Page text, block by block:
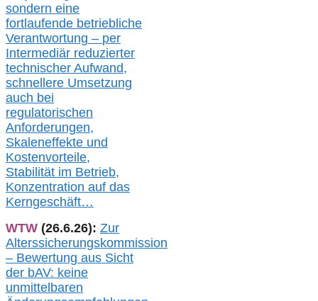
sondern eine
fortlaufende betriebliche
Verantwortung – per
Intermediär reduzierter
technischer Aufwand,
schnellere Umsetzung
auch bei
regulatorischen
Anforderungen,
Skaleneffekte und
Kostenvorteile,
Stabilität im Betrieb,
Konzentration auf das
Kerngeschäft…
WTW (26.6.26): Zur
Alterssicherungskommission
– Bewertung aus Sicht
der bAV: keine
unmittelbaren